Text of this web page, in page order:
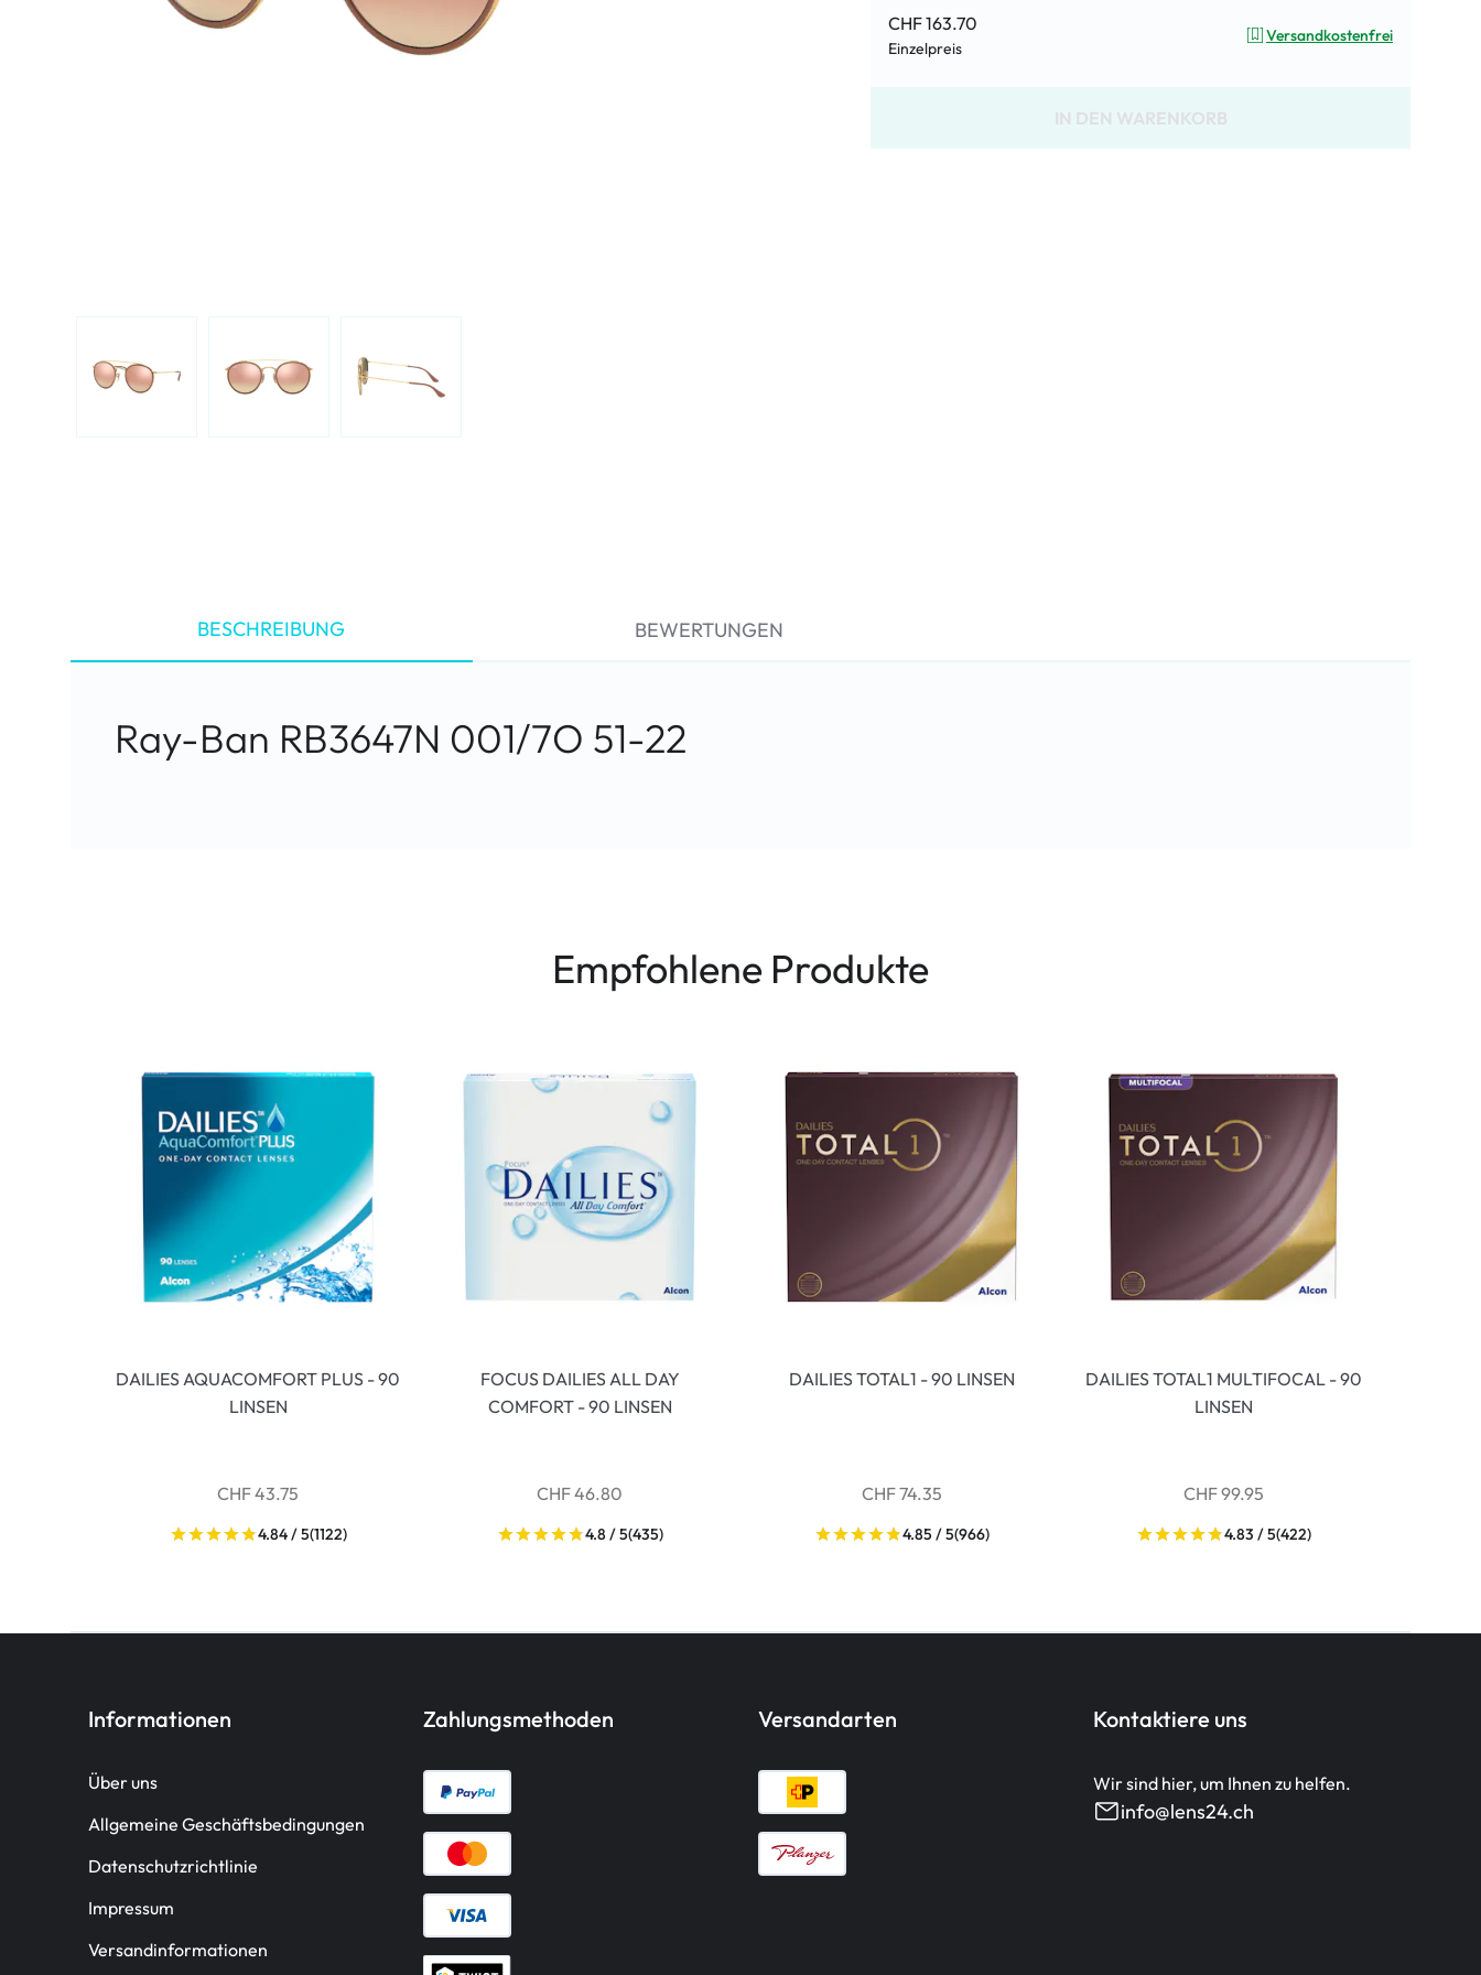
CHF 163.70
Einzelpreis
Versandkostenfrei
IN DEN WARENKORB
BESCHREIBUNG
Ray-Ban RB3647N 001/7O 51-22
BEWERTUNGEN
Empfohlene Produkte
DAILIES AQUACOMFORT PLUS - 90
LINSEN
CHF 43.75
4.84 / 5(1122)
FOCUS DAILIES ALL DAY
COMFORT - 90 LINSEN
CHF 46.80
4.8 / 5(435)
DAILIES TOTAL1 - 90 LINSEN
CHF 74.35
4.85 / 5(966)
DAILIES TOTAL1 MULTIFOCAL - 90
LINSEN
CHF 99.95
4.83 / 5(422)
Informationen
Über uns
Allgemeine Geschäftsbedingungen
Datenschutzrichtlinie
Impressum
Versandinformationen
Zahlungsmethoden Versandarten Kontaktiere uns
Wir sind hier, um Ihnen zu helfen.
info@lens24.ch